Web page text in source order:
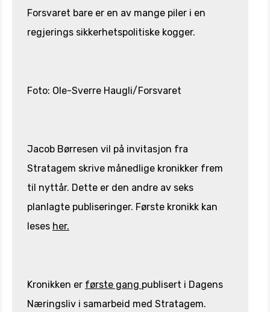
Forsvaret bare er en av mange piler i en
regjerings sikkerhetspolitiske kogger.
Foto: Ole-Sverre Haugli/Forsvaret
Jacob Børresen vil på invitasjon fra
Stratagem skrive månedlige kronikker frem
til nyttår. Dette er den andre av seks
planlagte publiseringer. Første kronikk kan
leses her.
Kronikken er første gang publisert i Dagens
Næringsliv i samarbeid med Stratagem.